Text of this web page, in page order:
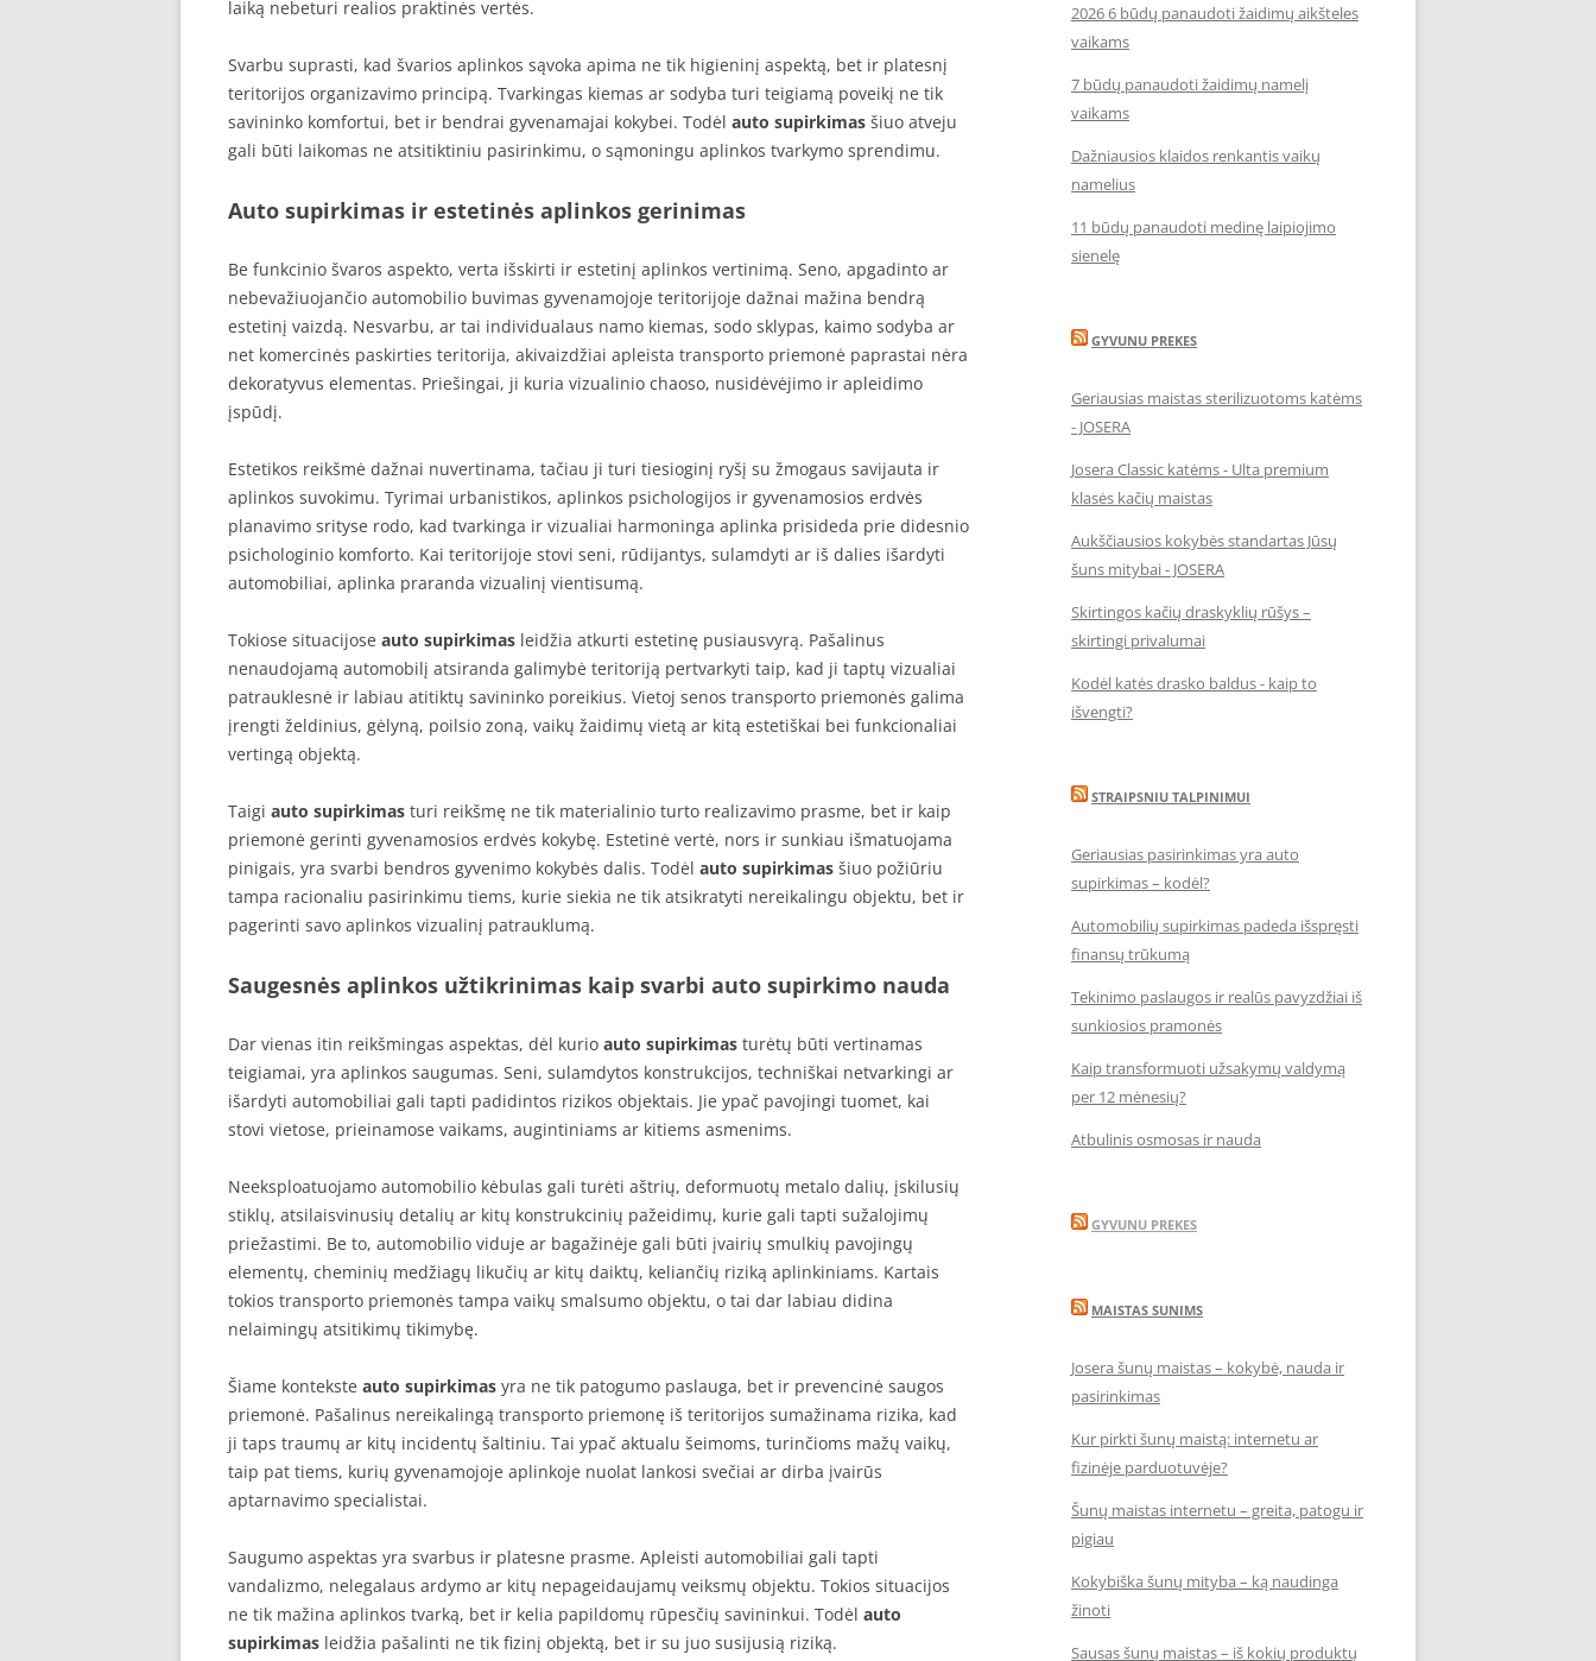
laiką nebeturi realios praktinės vertės.
Svarbu suprasti, kad švarios aplinkos sąvoka apima ne tik higieninį aspektą, bet ir platesnį
teritorijos organizavimo principą. Tvarkingas kiemas ar sodyba turi teigiamą poveikį ne tik
savininko komfortui, bet ir bendrai gyvenamajai kokybei. Todėl auto supirkimas šiuo atveju
gali būti laikomas ne atsitiktiniu pasirinkimu, o sąmoningu aplinkos tvarkymo sprendimu.
Auto supirkimas ir estetinės aplinkos gerinimas
Be funkcinio švaros aspekto, verta išskirti ir estetinį aplinkos vertinimą. Seno, apgadinto ar
nebevažiuojančio automobilio buvimas gyvenamojoje teritorijoje dažnai mažina bendrą
estetinį vaizdą. Nesvarbu, ar tai individualaus namo kiemas, sodo sklypas, kaimo sodyba ar
net komercinės paskirties teritorija, akivaizdžiai apleista transporto priemonė paprastai nėra
dekoratyvus elementas. Priešingai, ji kuria vizualinio chaoso, nusidėvėjimo ir apleidimo
įspūdį.
Estetikos reikšmė dažnai nuvertinama, tačiau ji turi tiesioginį ryšį su žmogaus savijauta ir
aplinkos suvokimu. Tyrimai urbanistikos, aplinkos psichologijos ir gyvenamosios erdvės
planavimo srityse rodo, kad tvarkinga ir vizualiai harmoninga aplinka prisideda prie didesnio
psichologinio komforto. Kai teritorijoje stovi seni, rūdijantys, sulamdyti ar iš dalies išardyti
automobiliai, aplinka praranda vizualinį vientisumą.
Tokiose situacijose auto supirkimas leidžia atkurti estetinę pusiausvyrą. Pašalinus
nenaudojamą automobilį atsiranda galimybė teritoriją pertvarkyti taip, kad ji taptų vizualiai
patrauklesnė ir labiau atitiktų savininko poreikius. Vietoj senos transporto priemonės galima
įrengti želdinius, gėlyną, poilsio zoną, vaikų žaidimų vietą ar kitą estetiškai bei funkcionaliai
vertingą objektą.
Taigi auto supirkimas turi reikšmę ne tik materialinio turto realizavimo prasme, bet ir kaip
priemonė gerinti gyvenamosios erdvės kokybę. Estetinė vertė, nors ir sunkiau išmatuojama
pinigais, yra svarbi bendros gyvenimo kokybės dalis. Todėl auto supirkimas šiuo požiūriu
tampa racionaliu pasirinkimu tiems, kurie siekia ne tik atsikratyti nereikalingu objektu, bet ir
pagerinti savo aplinkos vizualinį patrauklumą.
Saugesnės aplinkos užtikrinimas kaip svarbi auto supirkimo nauda
Dar vienas itin reikšmingas aspektas, dėl kurio auto supirkimas turėtų būti vertinamas
teigiamai, yra aplinkos saugumas. Seni, sulamdytos konstrukcijos, techniškai netvarkingi ar
išardyti automobiliai gali tapti padidintos rizikos objektais. Jie ypač pavojingi tuomet, kai
stovi vietose, prieinamose vaikams, augintiniams ar kitiems asmenims.
Neeksploatuojamo automobilio kėbulas gali turėti aštrių, deformuotų metalo dalių, įskilusių
stiklų, atsilaisvinusių detalių ar kitų konstrukcinių pažeidimų, kurie gali tapti sužalojimų
priežastimi. Be to, automobilio viduje ar bagažinėje gali būti įvairių smulkių pavojingų
elementų, cheminių medžiagų likučių ar kitų daiktų, keliančių riziką aplinkiniams. Kartais
tokios transporto priemonės tampa vaikų smalsumo objektu, o tai dar labiau didina
nelaimingų atsitikimų tikimybę.
Šiame kontekste auto supirkimas yra ne tik patogumo paslauga, bet ir prevencinė saugos
priemonė. Pašalinus nereikalingą transporto priemonę iš teritorijos sumažinama rizika, kad
ji taps traumų ar kitų incidentų šaltiniu. Tai ypač aktualu šeimoms, turinčioms mažų vaikų,
taip pat tiems, kurių gyvenamojoje aplinkoje nuolat lankosi svečiai ar dirba įvairūs
aptarnavimo specialistai.
Saugumo aspektas yra svarbus ir platesne prasme. Apleisti automobiliai gali tapti
vandalizmo, nelegalaus ardymo ar kitų nepageidaujamų veiksmų objektu. Tokios situacijos
ne tik mažina aplinkos tvarką, bet ir kelia papildomų rūpesčių savininkui. Todėl auto
supirkimas leidžia pašalinti ne tik fizinį objektą, bet ir su juo susijusią riziką.
2026 6 būdų panaudoti žaidimų aikšteles
vaikams
7 būdų panaudoti žaidimų namelį
vaikams
Dažniausios klaidos renkantis vaikų
namelius
11 būdų panaudoti medinę laipiojimo
sienelę
GYVUNU PREKES
Geriausias maistas sterilizuotoms katėms
- JOSERA
Josera Classic katėms - Ulta premium
klasės kačių maistas
Aukščiausios kokybės standartas Jūsų
šuns mitybai - JOSERA
Skirtingos kačių draskyklių rūšys –
skirtingi privalumai
Kodėl katės drasko baldus - kaip to
išvengti?
STRAIPSNIU TALPINIMUI
Geriausias pasirinkimas yra auto
supirkimas – kodėl?
Automobilių supirkimas padeda išspręsti
finansų trūkumą
Tekinimo paslaugos ir realūs pavyzdžiai iš
sunkiosios pramonės
Kaip transformuoti užsakymų valdymą
per 12 mėnesių?
Atbulinis osmosas ir nauda
GYVUNU PREKES
MAISTAS SUNIMS
Josera šunų maistas – kokybė, nauda ir
pasirinkimas
Kur pirkti šunų maistą: internetu ar
fizinėje parduotuvėje?
Šunų maistas internetu – greita, patogu ir
pigiau
Kokybiška šunų mityba – ką naudinga
žinoti
Sausas šunų maistas – iš kokių produktų